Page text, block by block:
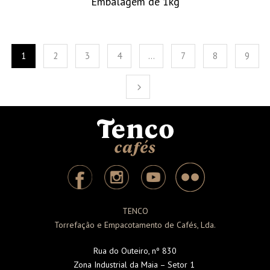
1 2 3 4 … 7 8 9
TENCO
Torrefação e Empacotamento de Cafés, Lda.
Rua do Outeiro, nº 830
Zona Industrial da Maia – Setor 1